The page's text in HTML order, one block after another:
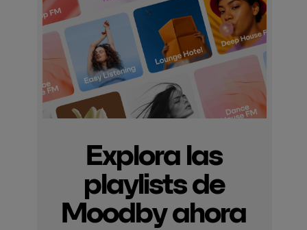
Explora las
playlists de
Moodby ahora